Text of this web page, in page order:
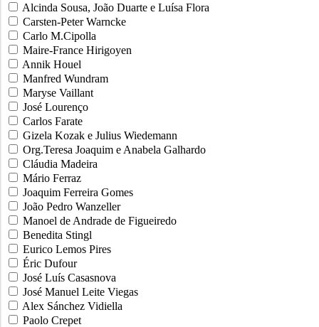
Alcinda Sousa, João Duarte e Luísa Flora
Carsten-Peter Warncke
Carlo M.Cipolla
Maire-France Hirigoyen
Annik Houel
Manfred Wundram
Maryse Vaillant
José Lourenço
Carlos Farate
Gizela Kozak e Julius Wiedemann
Org.Teresa Joaquim e Anabela Galhardo
Cláudia Madeira
Mário Ferraz
Joaquim Ferreira Gomes
João Pedro Wanzeller
Manoel de Andrade de Figueiredo
Benedita Stingl
Eurico Lemos Pires
Éric Dufour
José Luís Casasnova
José Manuel Leite Viegas
Alex Sánchez Vidiella
Paolo Crepet